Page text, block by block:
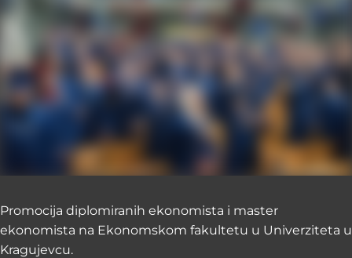
Promocija diplomiranih ekonomista i master
ekonomista na Ekonomskom fakultetu u Univerziteta u
Kragujevcu.